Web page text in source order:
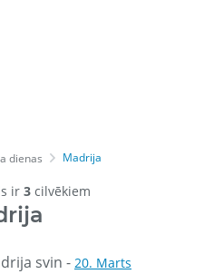
dienas Madrija
ir 3 cilvēkiem
svin - 20. Marts